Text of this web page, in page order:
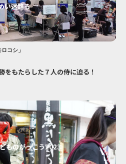
い迷路ろ
コシ」
をもたらした７人の侍に迫る！
ものがっこう2023